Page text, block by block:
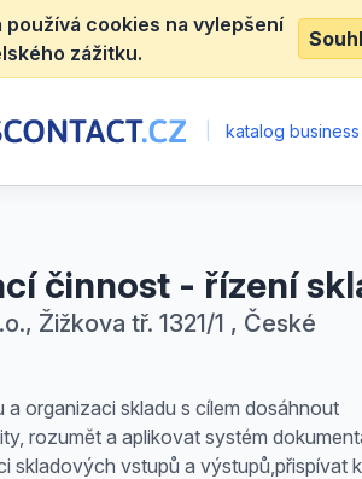
používá cookies na vylepšení
zážitku.
katalog
činnost - řízení
Žižkova tř. 1321/1 , České
a organizaci skladu s cílem dosáhnout
rozumět a aplikovat systém
skladových vstupů a výstupů,přispívat